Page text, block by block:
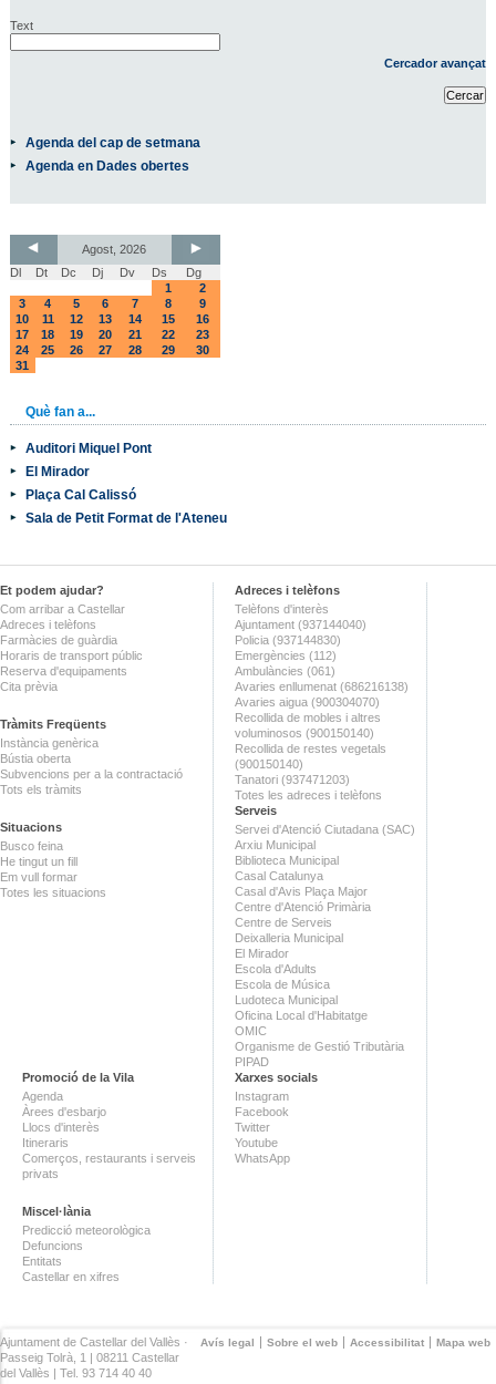
Text
Cercador avançat
Agenda del cap de setmana
Agenda en Dades obertes
Agost, 2026
Dl
Dt Dc Dj Dv Ds
Dg
1
2
3
4 5 6 7 8
9
10
11 12 13 14 15
16
17
18 19 20 21 22
23
24
25 26 27 28 29
30
31
Què fan a...
Auditori Miquel Pont
El Mirador
Plaça Cal Calissó
Sala de Petit Format de l'Ateneu
Et podem ajudar?
Com arribar a Castellar
Adreces i telèfons
Farmàcies de guàrdia
Horaris de transport públic
Reserva d'equipaments
Cita prèvia
Tràmits Freqüents
Instància genèrica
Bústia oberta
Subvencions per a la contractació
Tots els tràmits
Situacions
Busco feina
He tingut un fill
Em vull formar
Totes les situacions
Adreces i telèfons
Telèfons d'interès
Ajuntament (937144040)
Policia (937144830)
Emergències (112)
Ambulàncies (061)
Avaries enllumenat (686216138)
Avaries aigua (900304070)
Recollida de mobles i altres
voluminosos (900150140)
Recollida de restes vegetals
(900150140)
Tanatori (937471203)
Totes les adreces i telèfons
Serveis
Servei d'Atenció Ciutadana (SAC)
Arxiu Municipal
Biblioteca Municipal
Casal Catalunya
Casal d'Avis Plaça Major
Centre d'Atenció Primària
Centre de Serveis
Deixalleria Municipal
El Mirador
Escola d'Adults
Escola de Música
Ludoteca Municipal
Oficina Local d'Habitatge
OMIC
Organisme de Gestió Tributària
PIPAD
Promoció de la Vila
Agenda
Àrees d'esbarjo
Llocs d'interès
Itineraris
Comerços, restaurants i serveis
privats
Miscel·lània
Predicció meteorològica
Defuncions
Entitats
Castellar en xifres
Xarxes socials
Instagram
Facebook
Twitter
Youtube
WhatsApp
Avís legal Sobre el web Accessibilitat Mapa web
Ajuntament de Castellar del Vallès ·
Passeig Tolrà, 1 | 08211 Castellar
del Vallès | Tel. 93 714 40 40